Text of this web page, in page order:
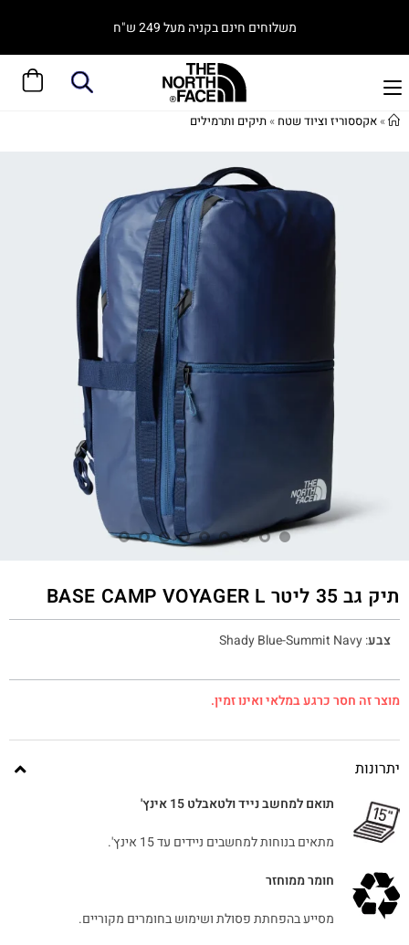
משלוחים חינם בקניה מעל 249 ש"ח
»אקססוריז וציוד שטח »תיקים ותרמילים
תיק גב 35 ליטר BASE CAMP VOYAGER L
צבע:
Shady Blue-Summit Navy
מוצר זה חסר כרגע במלאי ואינו זמין.
יתרונות
תואם למחשב נייד ולטאבלט 15 אינץ'
מתאים בנוחות למחשבים ניידים עד 15 אינץ'.
חומר ממוחזר
מסייע בהפחתת פסולת ושימוש בחומרים מקוריים.